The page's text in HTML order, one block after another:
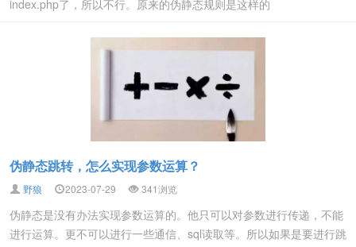
index.php了，所以不行。原来的伪静态规则是这样的
伪静态跳转，怎么实现参数运算？
野狼 2023-07-29 341浏览
伪静态是没有办法实现参数运算的。他只可以对参数进行传递，不能
进行运算。更不可以进行一些通信、sql读取等。所以如果是要进行跳